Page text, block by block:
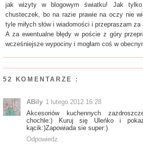
jak wizyty w blogowym światku! Jak
chusteczek, bo na razie prawie na oczy nie
tyle miłych słów i wiadomości i przepraszam za
A za ewentualne błędy w poście z góry
wcześniejsze wypociny i mogłam coś w
52 KOMENTARZE :
ABily 1 lutego 2012 16:28
Akcesoriów kuchennych
chochle:) Kuruj się Uleńko i
kącik:)Zapowiada sie super:)
Odpowiedz